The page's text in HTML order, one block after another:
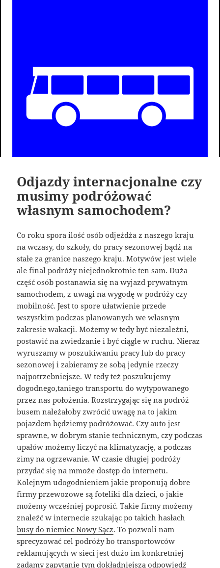
Odjazdy internacjonalne czy
musimy podróżować
własnym samochodem?
Co roku spora ilość osób odjeżdża z naszego kraju
na wczasy, do szkoły, do pracy sezonowej bądź na
stałe za granice naszego kraju. Motywów jest wiele
ale finał podróży niejednokrotnie ten sam. Duża
część osób postanawia się na wyjazd prywatnym
samochodem, z uwagi na wygodę w podróży czy
mobilność. Jest to spore ułatwienie przede
wszystkim podczas planowanych we własnym
zakresie wakacji. Możemy w tedy być niezależni,
postawić na zwiedzanie i być ciągle w ruchu. Nieraz
wyruszamy w poszukiwaniu pracy lub do pracy
sezonowej i zabieramy ze sobą jedynie rzeczy
najpotrzebniejsze. W tedy też poszukujemy
dogodnego,taniego transportu do wytypowanego
przez nas położenia. Rozstrzygając się na podróż
busem należałoby zwrócić uwagę na to jakim
pojazdem będziemy podróżować. Czy auto jest
sprawne, w dobrym stanie technicznym, czy podczas
upałów możemy liczyć na klimatyzację, a podczas
zimy na ogrzewanie. W czasie długiej podróży
przydać się na mmoże dostęp do internetu.
Kolejnym udogodnieniem jakie proponują dobre
firmy przewozowe są foteliki dla dzieci, o jakie
możemy wcześniej poprosić. Takie firmy możemy
znaleźć w internecie szukając po takich hasłach
busy do niemiec Nowy Sącz. To pozwoli nam
sprecyzować cel podróży bo transportowców
reklamujących w sieci jest dużo im konkretniej
zadamy zapytanie tym dokładniejszą odpowiedź